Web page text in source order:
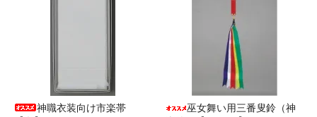
神職衣装向け市楽帯
巫女舞い用三番叟鈴（神